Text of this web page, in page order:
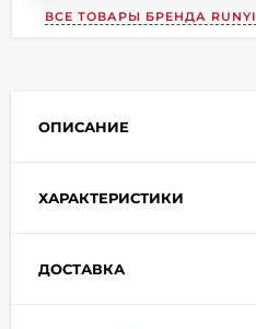
ВСЕ ТОВАРЫ БРЕНДА RUNYI
ОПИСАНИЕ
ХАРАКТЕРИСТИКИ
ДОСТАВКА